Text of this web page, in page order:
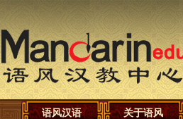
语风汉语 关于语风